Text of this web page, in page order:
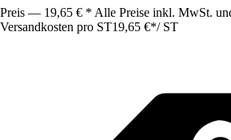
Preis — 19,65 € * Alle Preise inkl. MwSt.
Versandkosten pro ST19,65 €*/ ST